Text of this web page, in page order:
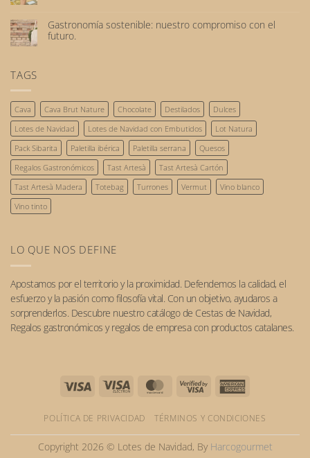
laboral,
empieza
con
personas
comentarios
en
Tendencias
Gastronomía sostenible: nuestro compromiso con el
futuro.
sostenible:
nuestro
compromiso
con
el
futuro.
TAGS
Cava Cava Brut Nature Chocolate Destilados
Dulces
Lotes de Navidad
Lotes de Navidad con Embutidos
Lot Natura
Pack Sibarita
Paletilla ibérica Paletilla serrana
Quesos
Regalos Gastronómicos
Tast Artesà
Tast Artesà Cartón
Tast Artesà Madera
Totebag Turrones Vermut
Vino blanco
Vino tinto
LO QUE NOS DEFINE
Apostamos por el territorioy la proximidad . Defendemos la calidad, el
esfuerzo y la pasión como filosofía vital. Con un objetivo, ayudaros a
sorprenderlos. Descubre nuestro catálogo de Cestas de Navidad,
Regalos gastronómicos yregalos de empresacon productos catalanes
Visa
Visa
MasterCardVisa
POLÍTICA DE PRIVACIDAD TÉRMINOS Y CONDICIONES
Copyright 2026 © Lotes de Navidad, By Harcogourmet